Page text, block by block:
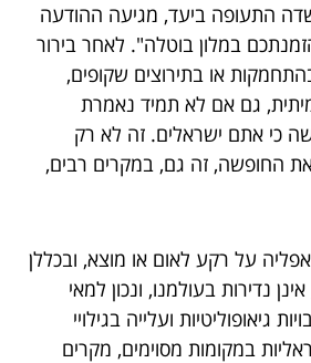
התעופה ביעד, מגיעה ההודעה
במלון בוטלה". לאחר בירור
או בתירוצים שקופים,
גם אם לא תמיד נאמרת
כי אתם ישראלים. זה לא רק
החופשה, זה גם, במקרים רבים,
על רקע לאום או מוצא, ובכללן
נדירות בעולמנו, ונכון למאי
גיאופוליטיות ועלייה בגילויי
במקומות מסוימים, מקרים